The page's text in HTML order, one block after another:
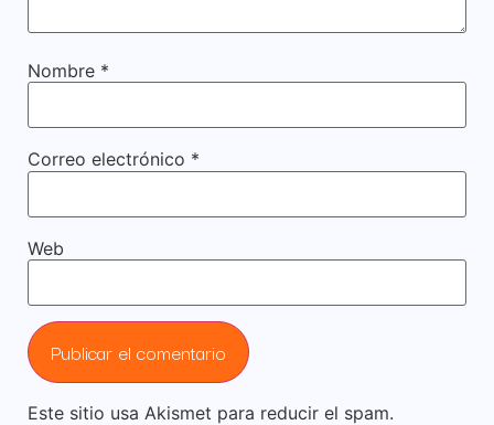
Nombre *
Correo electrónico *
Web
Este sitio usa Akismet para reducir el spam.